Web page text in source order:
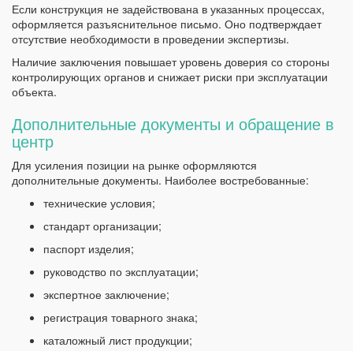
Если конструкция не задействована в указанных процессах,
оформляется разъяснительное письмо. Оно подтверждает
отсутствие необходимости в проведении экспертизы.
Наличие заключения повышает уровень доверия со стороны
контролирующих органов и снижает риски при эксплуатации
объекта.
Дополнительные документы и обращение в
центр
Для усиления позиции на рынке оформляются
дополнительные документы. Наиболее востребованные:
технические условия;
стандарт организации;
паспорт изделия;
руководство по эксплуатации;
экспертное заключение;
регистрация товарного знака;
каталожный лист продукции;